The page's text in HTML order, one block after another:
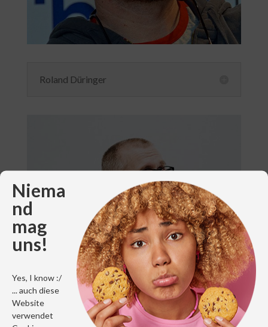
Niema
nd
mag
uns!
Yes, I know :/
... auch diese
Website
verwendet
Roland Düringer